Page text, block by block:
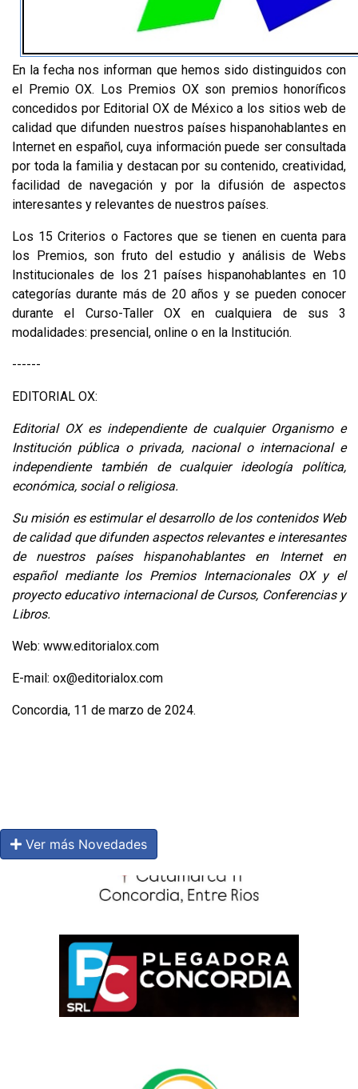
En la fecha nos informan que hemos sido distinguidos con
el Premio OX. Los Premios OX son premios honoríficos
concedidos por Editorial OX de México a los sitios web de
calidad que difunden nuestros países hispanohablantes en
Internet en español, cuya información puede ser consultada
por toda la familia y destacan por su contenido, creatividad,
facilidad de navegación y por la difusión de aspectos
interesantes y relevantes de nuestros países.
Los 15 Criterios o Factores que se tienen en cuenta para
los Premios, son fruto del estudio y análisis de Webs
Institucionales de los 21 países hispanohablantes en 10
categorías durante más de 20 años y se pueden conocer
durante el Curso-Taller OX en cualquiera de sus 3
modalidades: presencial, online o en la Institución.
------
EDITORIAL OX:
Editorial OX es independiente de cualquier Organismo e
Institución pública o privada, nacional o internacional e
independiente también de cualquier ideología política,
económica, social o religiosa.
Su misión es estimular el desarrollo de los contenidos Web
de calidad que difunden aspectos relevantes e interesantes
de nuestros países hispanohablantes en Internet en
español mediante los Premios Internacionales OX y el
proyecto educativo internacional de Cursos, Conferencias y
Libros.
Web: www.editorialox.com
E-mail: ox@editorialox.com
Concordia, 11 de marzo de 2024.
Ver más Novedades